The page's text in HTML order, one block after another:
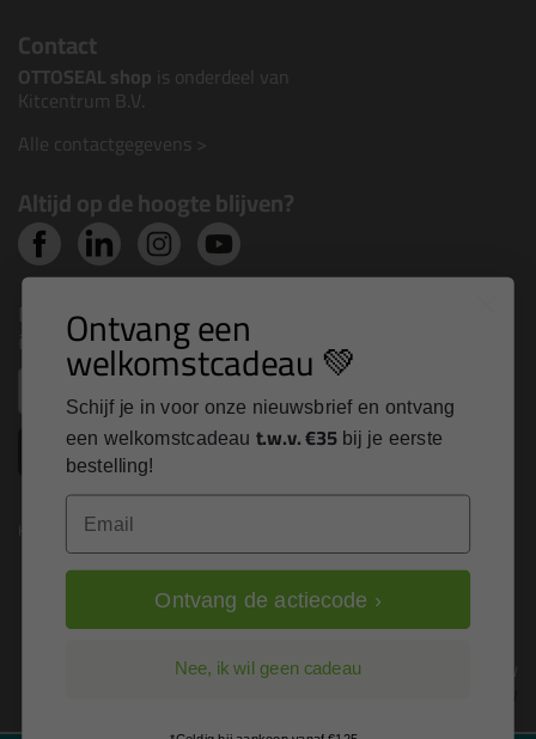
Contact
OTTOSEAL shop is onderdeel van
Kitcentrum B.V.
Alle contactgegevens >
Altijd op de hoogte blijven?
Nieuws, tips en exclusieve deals rechtstreeks in je
inbox
Inschrijven
Kitcentrum is trots op:
Alle prijzen zijn in EURO en excl. 21% BTW
Ontvang een
welkomstcadeau 💚
Schijf je in voor onze nieuwsbrief en ontvang
een welkomstcadeau t.w.v. €35 bij je eerste
bestelling!
Email
Ontvang de actiecode ›
Nee, ik wil geen cadeau